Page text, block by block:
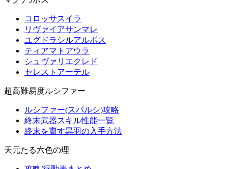
コロッサスイラ
リヴァイアサンマレ
ユグドラシルアルボス
ティアマトアウラ
シュヴァリエクレド
セレストアーテル
超高難易度ルシファー
ルシファー(スパルシ)攻略
終末武器スキル性能一覧
終末を齎す黒羽の入手方法
天元たる六色の理